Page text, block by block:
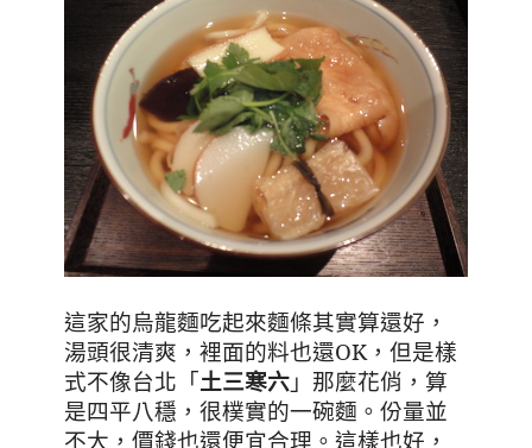
這家的烏龍麵吃起來麵條其實算還好 ，
湯頭很清爽，裡面的料也還OK，但是樣
式不像台北「土三寒六 」那麼花俏，算
是四平八穩，很樸實的一碗麵。份量並
不大，價錢也還便宜合理。這樣也好，